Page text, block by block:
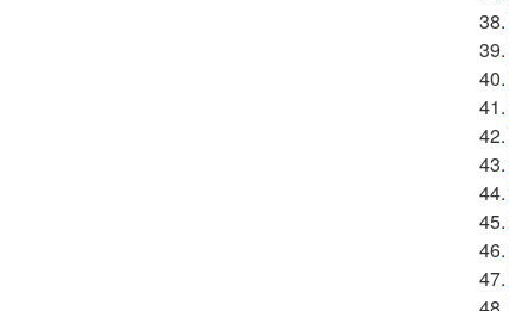
38.
39.
40.
41.
42.
43.
44.
45.
46.
47.